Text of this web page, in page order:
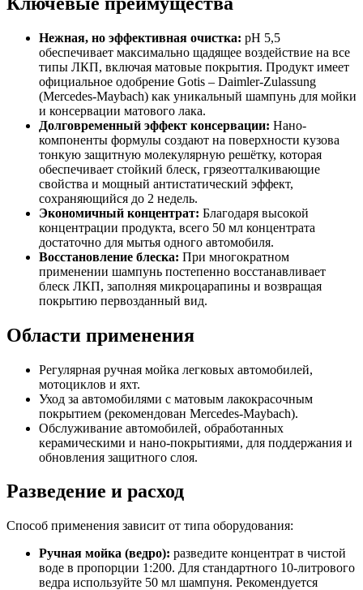
Нежная, но эффективная очистка: pH 5,5
обеспечивает максимально щадящее воздействие на все
типы ЛКП, включая матовые покрытия. Продукт имеет
официальное одобрение Gotis – Daimler-Zulassung
(Mercedes-Maybach) как уникальный шампунь для мойки
и консервации матового лака.
Долговременный эффект консервации: Нано-
компоненты формулы создают на поверхности кузова
тонкую защитную молекулярную решётку, которая
обеспечивает стойкий блеск, грязеотталкивающие
свойства и мощный антистатический эффект,
сохраняющийся до 2 недель.
Экономичный концентрат: Благодаря высокой
концентрации продукта, всего 50 мл концентрата
достаточно для мытья одного автомобиля.
Восстановление блеска: При многократном
применении шампунь постепенно восстанавливает
блеск ЛКП, заполняя микроцарапины и возвращая
покрытию первозданный вид.
Области применения
Регулярная ручная мойка легковых автомобилей,
мотоциклов и яхт.
Уход за автомобилями с матовым лакокрасочным
покрытием (рекомендован Mercedes-Maybach).
Обслуживание автомобилей, обработанных
керамическими и нано-покрытиями, для поддержания и
обновления защитного слоя.
Разведение и расход
Способ применения зависит от типа оборудования:
Ручная мойка (ведро): разведите концентрат в чистой
воде в пропорции 1:200. Для стандартного 10-литрового
ведра используйте 50 мл шампуня. Рекомендуется